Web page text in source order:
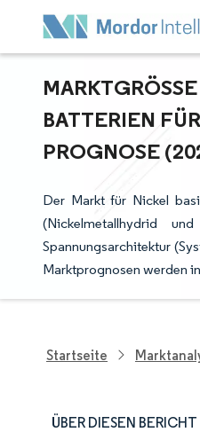
ATTERIEN FÜR
ROGNOSE
Der Markt für Nickel
(Nickelmetallhydrid
Spannungsarchitektur
Marktprognosen werden
Startseite
ÜBER DIESEN BERICHT